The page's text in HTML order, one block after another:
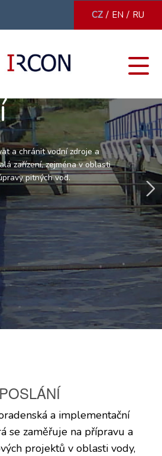
CZ / EN / RU
a chránit vodní zdroje a
zařízení, zejména v oblasti
pitných vod.
odbornou znalostí získanou
zemích jihovýchodní a centrální
východní Evropy.
POSLÁNÍ
a implementační
se zaměřuje na přípravu a
projektů v oblasti vody,